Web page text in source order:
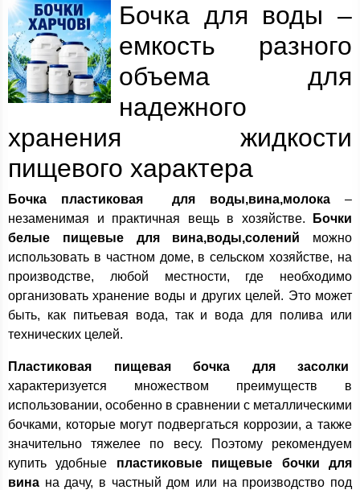
Бочка для воды –
емкость разного
объема для
надежного
хранения жидкости
пищевого характера
Бочка пластиковая для воды,вина,молока –
незаменимая и практичная вещь в хозяйстве.
Бочки
белые пищевые для
вина,воды,солений можно
использовать в частном доме, в сельском хозяйстве, на
производстве, любой местности, где необходимо
организовать хранение воды и других целей. Это может
быть, как питьевая вода, так и вода для полива или
технических целей.
Пластиковая пищевая бочка для засолки
характеризуется множеством преимуществ в
использовании, особенно в сравнении с металлическими
бочками, которые могут подвергаться коррозии, а также
значительно тяжелее по весу. Поэтому рекомендуем
купить удобные пластиковые пищевые бочки для
вина на дачу, в частный дом или на производство под